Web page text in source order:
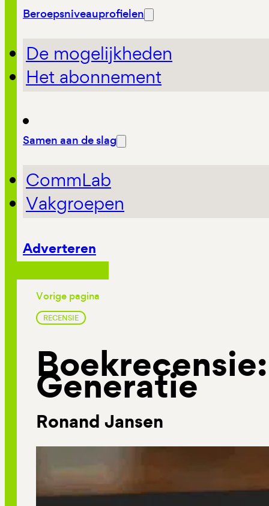
Beroepsniveauprofielen
De mogelijkheden
Het abonnement
Samen aan de slag
CommLab
Vakgroepen
Adverteren
Vorige pagina
RECENSIE
Generatie
Ronand Jansen